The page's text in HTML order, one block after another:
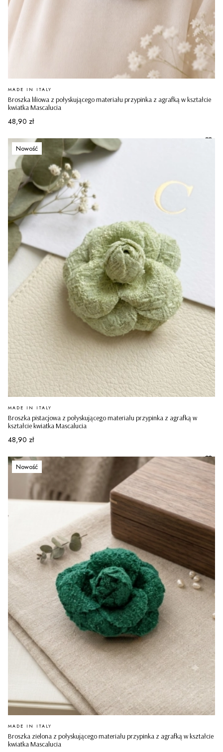
Broszka liliowa z połyskującego materiału przypinka z agrafką w kształcie
kwiatka Mascalucia
PRODUCENT
MADE IN ITALY
Cena
48,90 zł
Nowość
Broszka pistacjowa z połyskującego materiału przypinka z agrafką w
kształcie kwiatka Mascalucia
PRODUCENT
MADE IN ITALY
Cena
48,90 zł
Nowość
Broszka zielona z połyskującego materiału przypinka z agrafką w kształcie
kwiatka Mascalucia
PRODUCENT
MADE IN ITALY